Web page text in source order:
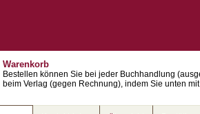
Warenkorb
Bestellen können Sie bei jeder Buchhandlung
beim Verlag (gegen Rechnung), indem Sie unten